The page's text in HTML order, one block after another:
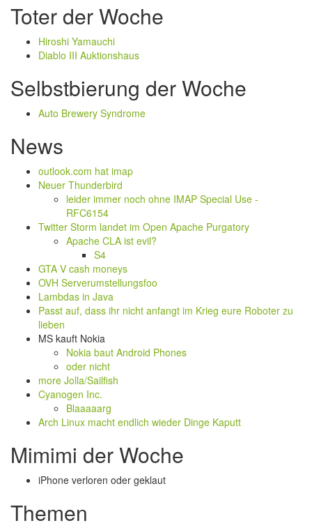
Toter der Woche
Hiroshi Yamauchi
Diablo III Auktionshaus
Selbstbierung der Woche
Auto Brewery Syndrome
News
outlook.com hat imap
Neuer Thunderbird
leider immer noch ohne IMAP Special Use -
RFC6154
Twitter Storm landet im Open Apache Purgatory
Apache CLA ist evil?
S4
GTA V cash moneys
OVH Serverumstellungsfoo
Lambdas in Java
Passt auf, dass ihr nicht anfangt im Krieg eure Roboter zu
lieben
MS kauft Nokia
Nokia baut Android Phones
oder nicht
more Jolla/Sailfish
Cyanogen Inc.
Blaaaaarg
Arch Linux macht endlich wieder Dinge Kaputt
Mimimi der Woche
iPhone verloren oder geklaut
Themen